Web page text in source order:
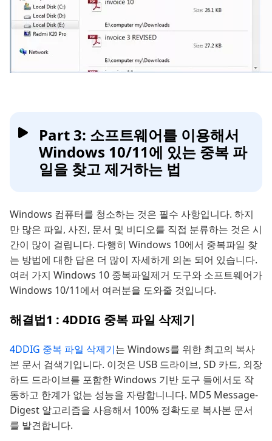
Part 3: 소프트웨어를 이용해서
Windows 10/11에 있는 중복 파
일을 찾고 제거하는 법
Windows 컴퓨터를 청소하는 것은 필수 사항입니다. 하지
만 많은 파일, 사진, 문서 및 비디오를 직접 분류하는 것은 시
간이 많이 걸립니다. 다행히 Windows 10에서 중복파일 찾
는 방법에 대한 답은 더 많이 자세하게 의논 되어 있습니다.
여러 가지 Windows 10 중복파일제거 도구와 소프트웨어가
Windows 10/11에서 여러분을 도와줄 것입니다.
해결법1 : 4DDIG 중복 파일 삭제기
4DDIG 중복 파일 삭제기는 Windows를 위한 최고의 복사
본 문서 검색기입니다. 이것은 USB 드라이브, SD 카드, 외장
하드 드라이브를 포함한 Windows 기반 도구 들에서도 작
동하고 한계가 없는 성능을 자랑합니니다. MD5 Message-
Digest 알고리즘을 사용해서 100% 정확도로 복사본 문서
를 발견합니다.